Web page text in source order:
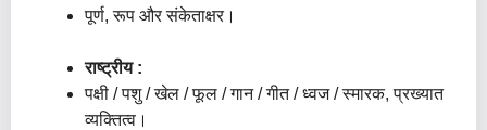
पूर्ण, रूप और संकेताक्षर।
राष्ट्रीय :
पक्षी / पशु / खेल / फूल / गान / गीत / ध्वज / स्मारक, प्रख्यात
व्यक्तित्व।